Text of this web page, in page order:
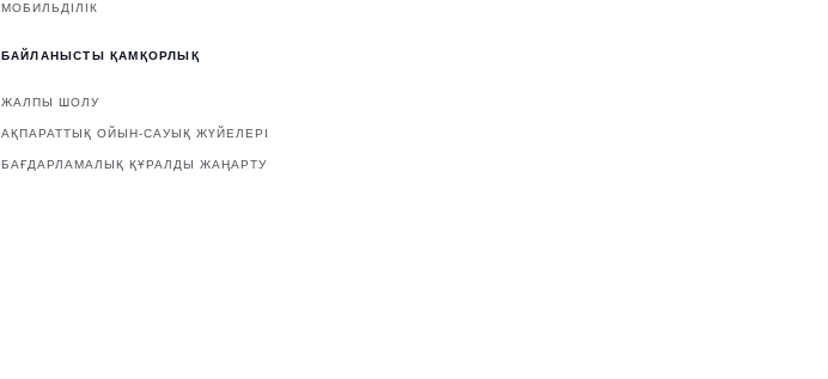
МОБИЛЬДІЛІК
БАЙЛАНЫСТЫ ҚАМҚОРЛЫҚ
ЖАЛПЫ ШОЛУ
АҚПАРАТТЫҚ ОЙЫН-САУЫҚ ЖҮЙЕЛЕРІ
БАҒДАРЛАМАЛЫҚ ҚҰРАЛДЫ ЖАҢАРТУ